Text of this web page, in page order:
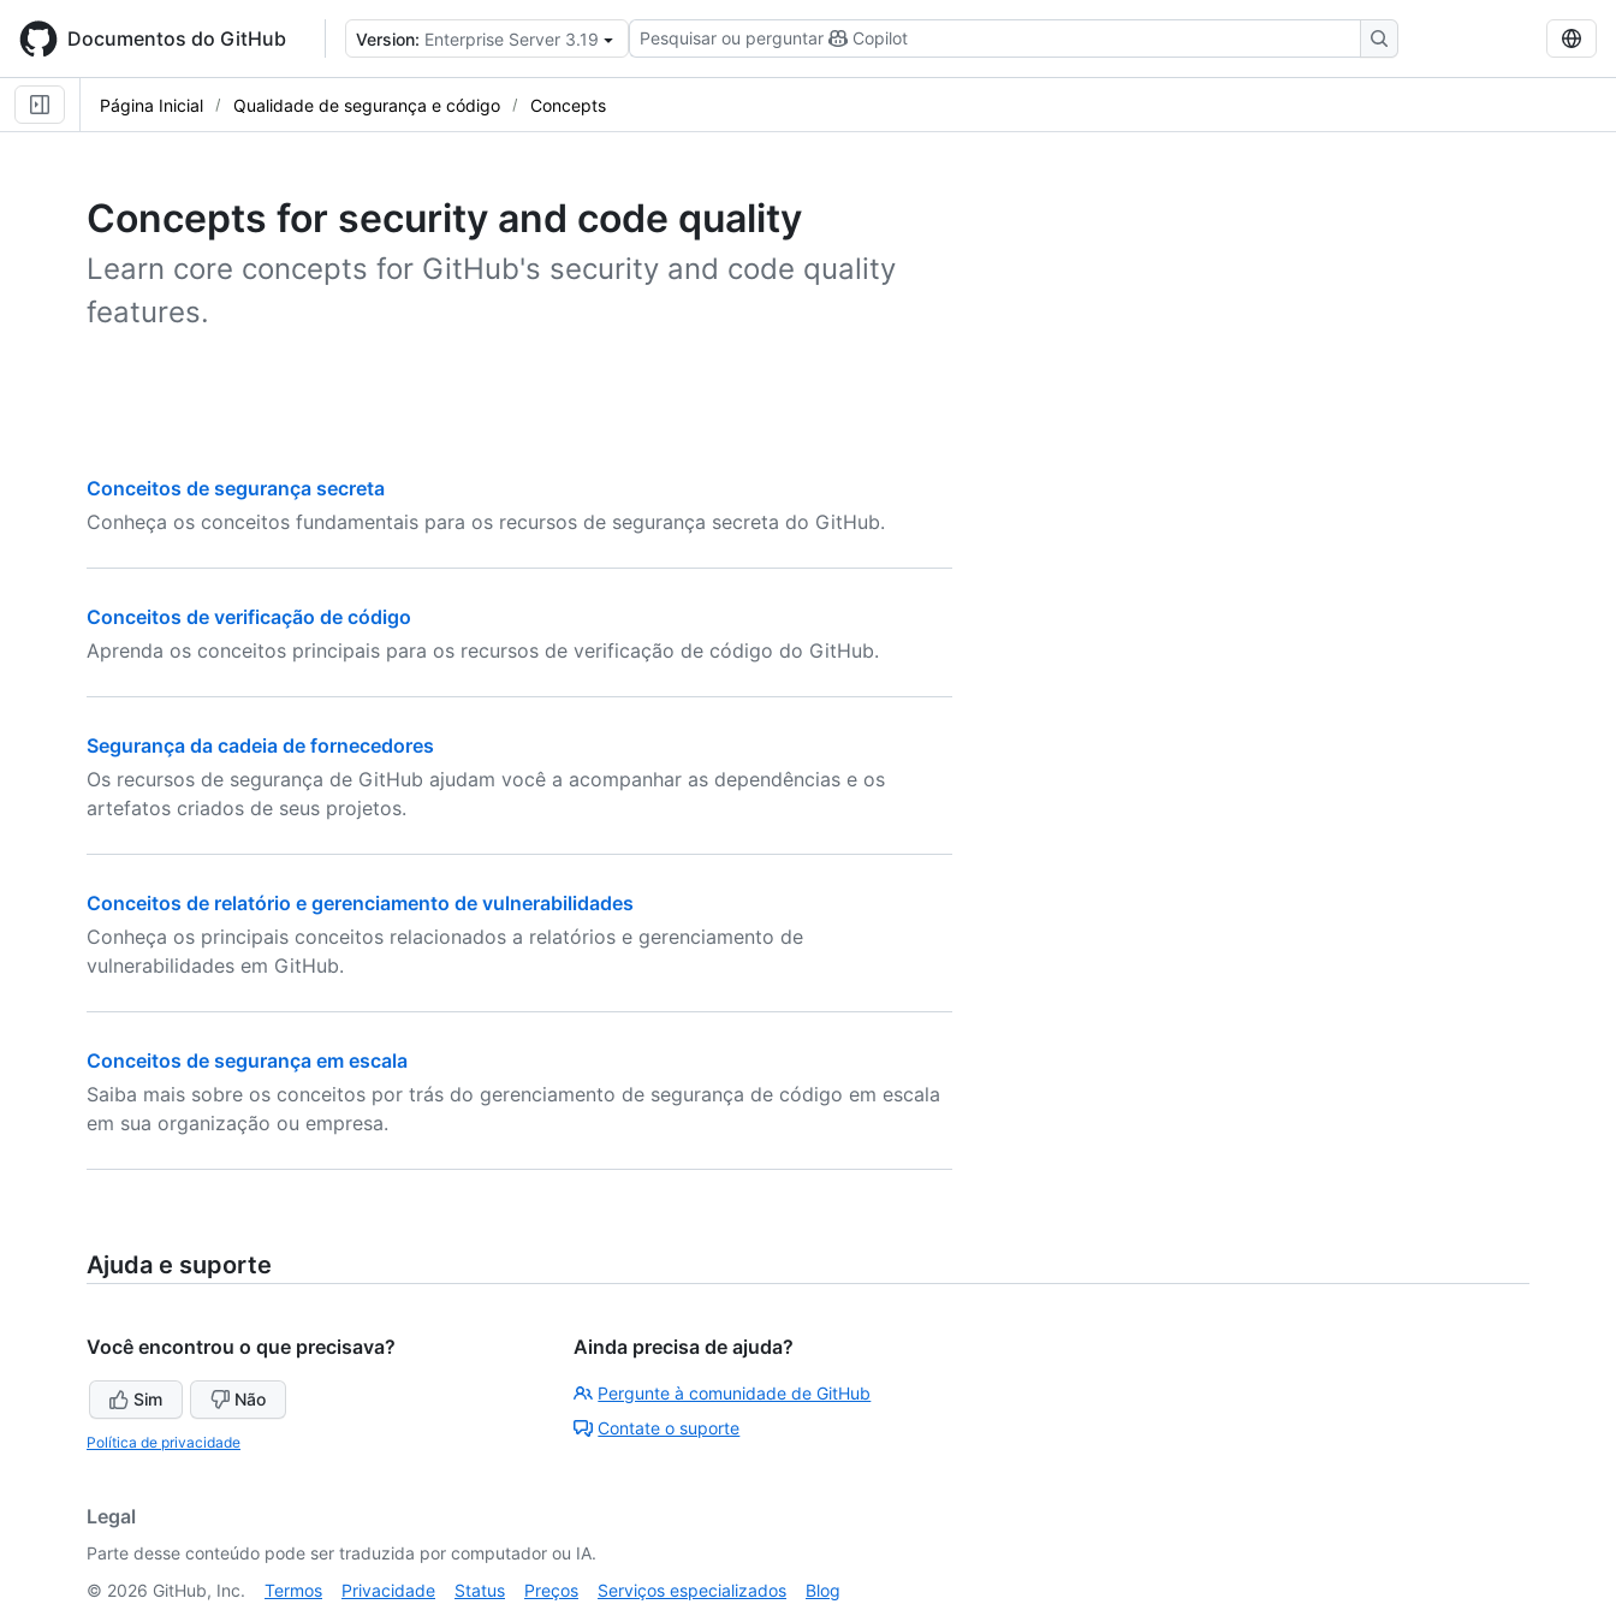
main
content
Documentos do GitHub Version: Enterprise Server 3.19 Pesquisar ou perguntar Copilot
Página Inicial Qualidade de segurança e código Concepts
Concepts for security and code quality
Learn core concepts for GitHub's security and code quality
features.
Conceitos de segurança secreta
Conheça os conceitos fundamentais para os recursos de segurança secreta do GitHub.
Conceitos de verificação de código
Aprenda os conceitos principais para os recursos de verificação de código do GitHub.
Segurança da cadeia de fornecedores
Os recursos de segurança de GitHub ajudam você a acompanhar as dependências e os
artefatos criados de seus projetos.
Conceitos de relatório e gerenciamento de vulnerabilidades
Conheça os principais conceitos relacionados a relatórios e gerenciamento de
vulnerabilidades em GitHub.
Conceitos de segurança em escala
Saiba mais sobre os conceitos por trás do gerenciamento de segurança de código em escala
em sua organização ou empresa.
Ajuda e suporte
Você encontrou o que precisava?
Sim Não
Política de privacidade
Ainda precisa de ajuda?
Pergunte à comunidade de GitHub
Contate o suporte
Legal
Parte desse conteúdo pode ser traduzida por computador ou IA.
© 2026 GitHub, Inc. Termos Privacidade Status Preços Serviços especializados Blog